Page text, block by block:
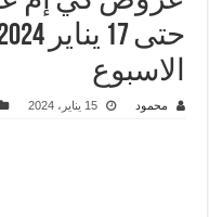
الاسبوع
محمود 15 يناير، 2024